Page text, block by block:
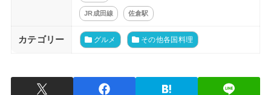
JR成田線 佐倉駅
カテゴリー グルメ その他各国料理